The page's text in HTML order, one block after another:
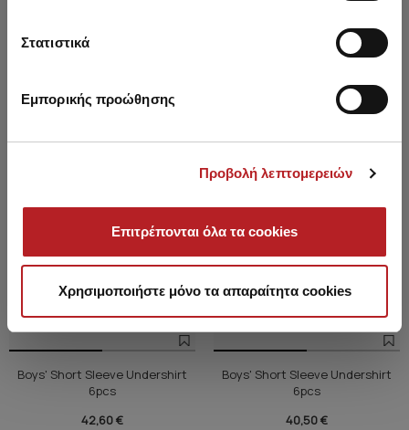
Στατιστικά
Εμπορικής προώθησης
Προβολή λεπτομερειών
Επιτρέπονται όλα τα cookies
Χρησιμοποιήστε μόνο τα απαραίτητα cookies
Boys' Short Sleeve Undershirt
6pcs
42,60 €
Boys' Short Sleeve Undershirt
6pcs
40,50 €